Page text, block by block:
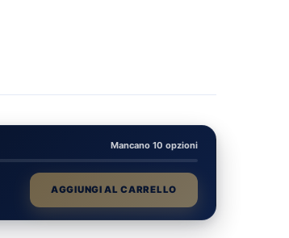
Mancano 10 opzioni
AGGIUNGI AL CARRELLO